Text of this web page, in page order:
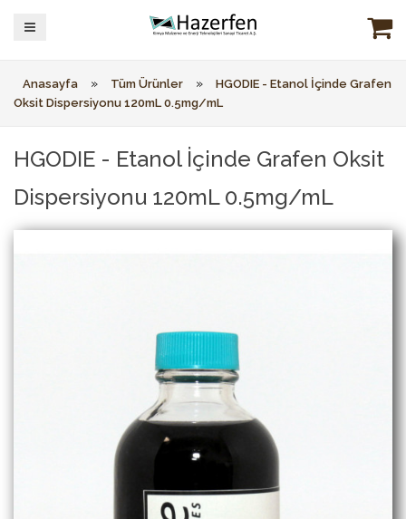
Anasayfa » Tüm Ürünler »
HGODIE - Etanol İçinde Grafen
Oksit Dispersiyonu 120mL 0.5mg/mL
HGODIE - Etanol İçinde Grafen Oksit
Dispersiyonu 120mL 0.5mg/mL